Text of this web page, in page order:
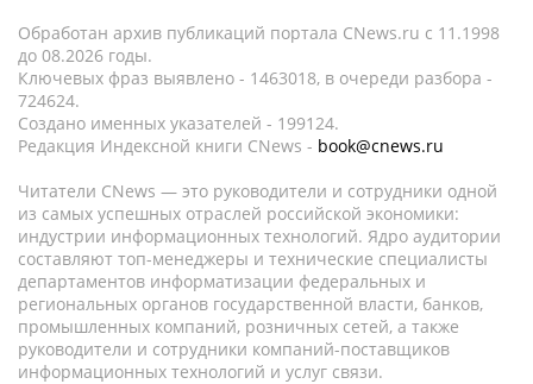
Обработан архив публикаций портала CNews.ru c 11.1998
до 08.2026 годы.
Ключевых фраз выявлено - 1463018, в очереди разбора -
724624.
Создано именных указателей - 199124.
Редакция Индексной книги CNews - book@cnews.ru
Читатели CNews — это руководители и сотрудники одной
из самых успешных отраслей российской экономики:
индустрии информационных технологий. Ядро аудитории
составляют топ-менеджеры и технические специалисты
департаментов информатизации федеральных и
региональных органов государственной власти, банков,
промышленных компаний, розничных сетей, а также
руководители и сотрудники компаний-поставщиков
информационных технологий и услуг связи.